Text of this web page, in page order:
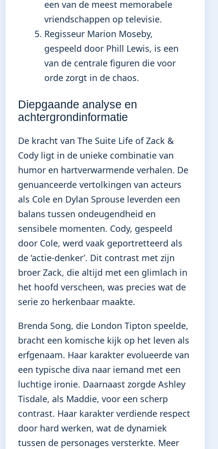
een van de meest memorabele
vriendschappen op televisie.
Regisseur Marion Moseby,
gespeeld door Phill Lewis, is een
van de centrale figuren die voor
orde zorgt in de chaos.
Diepgaande analyse en
achtergrondinformatie
De kracht van The Suite Life of Zack &
Cody ligt in de unieke combinatie van
humor en hartverwarmende verhalen. De
genuanceerde vertolkingen van acteurs
als Cole en Dylan Sprouse leverden een
balans tussen ondeugendheid en
sensibele momenten. Cody, gespeeld
door Cole, werd vaak geportretteerd als
de ‘actie-denker’. Dit contrast met zijn
broer Zack, die altijd met een glimlach in
het hoofd verscheen, was precies wat de
serie zo herkenbaar maakte.
Brenda Song, die London Tipton speelde,
bracht een komische kijk op het leven als
erfgenaam. Haar karakter evolueerde van
een typische diva naar iemand met een
luchtige ironie. Daarnaast zorgde Ashley
Tisdale, als Maddie, voor een scherp
contrast. Haar karakter verdiende respect
door hard werken, wat de dynamiek
tussen de personages versterkte. Meer